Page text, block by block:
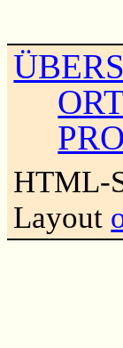
HTML-
Layout